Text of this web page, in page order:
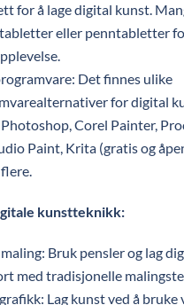
for å lage digital kunst.
eller penntabletter
Det finnes ulike
for digital
Corel Painter,
Paint, Krita (gratis og
kunstteknikk:
Bruk pensler og lag
med tradisjonelle
Lag kunst ved å